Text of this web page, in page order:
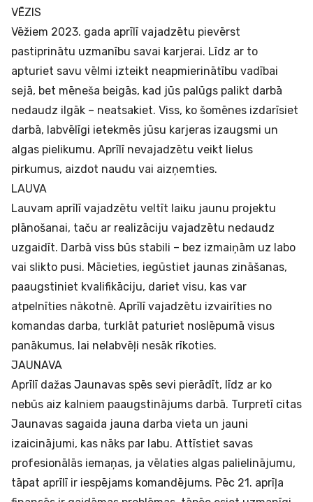
VĒZIS
Vēžiem 2023. gada aprīlī vajadzētu pievērst
pastiprinātu uzmanību savai karjerai. Līdz ar to
apturiet savu vēlmi izteikt neapmierinātību vadībai
sejā, bet mēneša beigās, kad jūs palūgs palikt darbā
nedaudz ilgāk – neatsakiet. Viss, ko šomēnes izdarīsiet
darbā, labvēlīgi ietekmēs jūsu karjeras izaugsmi un
algas pielikumu. Aprīlī nevajadzētu veikt lielus
pirkumus, aizdot naudu vai aizņemties.
LAUVA
Lauvam aprīlī vajadzētu veltīt laiku jaunu projektu
plānošanai, taču ar realizāciju vajadzētu nedaudz
uzgaidīt. Darbā viss būs stabili – bez izmaiņām uz labo
vai slikto pusi. Mācieties, iegūstiet jaunas zināšanas,
paaugstiniet kvalifikāciju, dariet visu, kas var
atpelnīties nākotnē. Aprīlī vajadzētu izvairīties no
komandas darba, turklāt paturiet noslēpumā visus
panākumus, lai nelabvēļi nesāk rīkoties.
JAUNAVA
Aprīlī dažas Jaunavas spēs sevi pierādīt, līdz ar ko
nebūs aiz kalniem paaugstinājums darbā. Turpretī citas
Jaunavas sagaida jauna darba vieta un jauni
izaicinājumi, kas nāks par labu. Attīstiet savas
profesionālās iemaņas, ja vēlaties algas palielinājumu,
tāpat aprīlī ir iespējams komandējums. Pēc 21. aprīļa